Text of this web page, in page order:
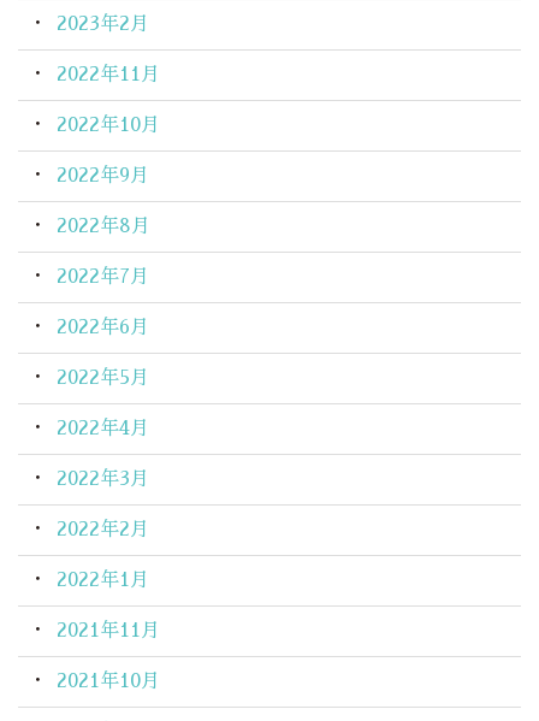
2023年2月
2022年11月
2022年10月
2022年9月
2022年8月
2022年7月
2022年6月
2022年5月
2022年4月
2022年3月
2022年2月
2022年1月
2021年11月
2021年10月